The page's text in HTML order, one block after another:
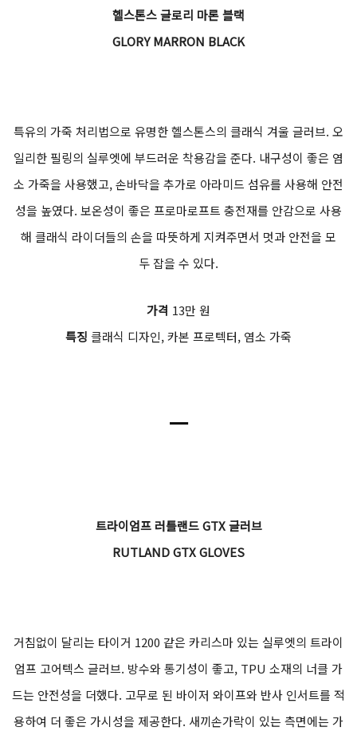
헬스톤스 글로리 마론 블랙
GLORY MARRON BLACK
특유의 가죽 처리법으로 유명한 헬스톤스의 클래식 겨울 글러브. 오
일리한 필링의 실루엣에 부드러운 착용감을 준다. 내구성이 좋은 염
소 가죽을 사용했고, 손바닥을 추가로 아라미드 섬유를 사용해 안전
성을 높였다. 보온성이 좋은 프로마로프트 충전재를 안감으로 사용
해 클래식 라이더들의 손을 따뜻하게 지켜주면서 멋과 안전을 모
두 잡을 수 있다.
가격 13만 원
특징 클래식 디자인, 카본 프로텍터, 염소 가죽
ㅡ
트라이엄프 러틀랜드 GTX 글러브
RUTLAND GTX GLOVES
거침없이 달리는 타이거 1200 같은 카리스마 있는 실루엣의 트라이
엄프 고어텍스 글러브. 방수와 통기성이 좋고, TPU 소재의 너클 가
드는 안전성을 더했다. 고무로 된 바이저 와이프와 반사 인서트를 적
용하여 더 좋은 가시성을 제공한다. 새끼손가락이 있는 측면에는 가